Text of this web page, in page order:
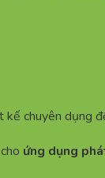
kế chuyên dụng
ứng dụng